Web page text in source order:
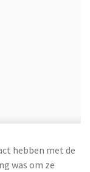
hebben met de
was om ze